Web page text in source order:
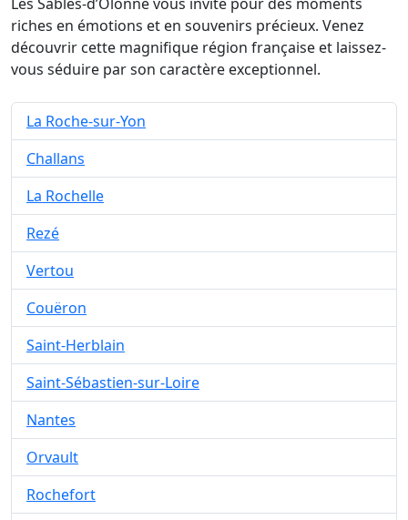
riches en émotions et en souvenirs précieux. Venez
découvrir cette magnifique région française et laissez-
vous séduire par son caractère exceptionnel.
La Roche-sur-Yon
Challans
La Rochelle
Rezé
Vertou
Couëron
Saint-Herblain
Saint-Sébastien-sur-Loire
Nantes
Orvault
Rochefort